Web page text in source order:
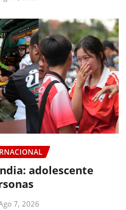
adolescente
7, 2026